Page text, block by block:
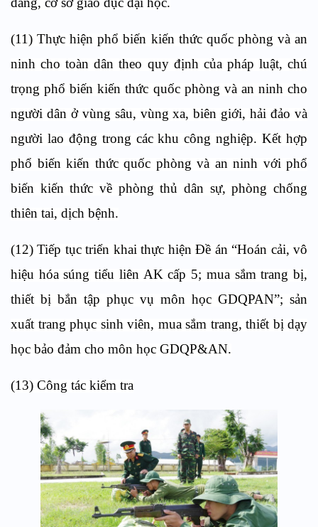
(11) Thực hiện phổ biến kiến thức quốc phòng và an
ninh cho toàn dân theo quy định của pháp luật, chú
trọng phổ biến kiến thức quốc phòng và an ninh cho
người dân ở vùng sâu, vùng xa, biên giới, hải đảo và
người lao động trong các khu công nghiệp. Kết hợp
phổ biến kiến thức quốc phòng và an ninh với phổ
biến kiến thức về phòng thủ dân sự, phòng chống
thiên tai, dịch bệnh.
(12) Tiếp tục triển khai thực hiện Đề án “Hoán cải, vô
hiệu hóa súng tiểu liên AK cấp 5; mua sắm trang bị,
thiết bị bắn tập phục vụ môn học GDQPAN”; sản
xuất trang phục sinh viên, mua sắm trang, thiết bị dạy
học bảo đảm cho môn học GDQP&AN.
(13) Công tác kiểm tra